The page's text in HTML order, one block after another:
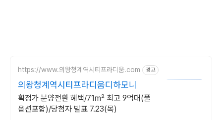
https://www.의왕청계역시티프라디움.com 광고
의왕청계역시티프라디움디하모니
확정가 분양전환 혜택/71㎡ 최고 9억대(풀
옵션포함)/당첨자 발표 7.23(목)